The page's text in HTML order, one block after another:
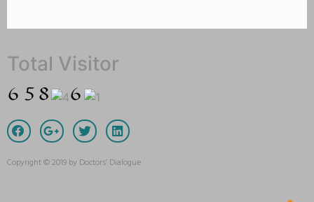
Total Visitor
Copyright © 2019 by Doctors’ Dialogue